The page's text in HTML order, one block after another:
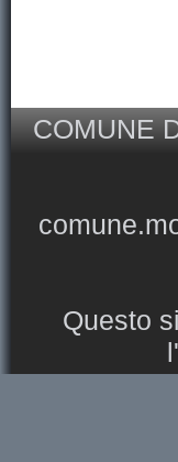
COMUNE
Questo